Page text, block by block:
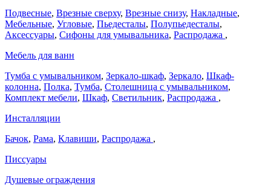
Подвесные, Врезные сверху, Врезные снизу, Накладные,
Мебельные, Угловые, Пьедесталы, Полупьедесталы,
Аксессуары, Сифоны для умывальника, Распродажа ,
Мебель для ванн
Тумба с умывальником, Зеркало-шкаф, Зеркало, Шкаф-
колонна, Полка, Тумба, Столешница с умывальником,
Комплект мебели, Шкаф, Светильник, Распродажа ,
Инсталляции
Бачок, Рама, Клавиши, Распродажа ,
Писсуары
Душевые ограждения